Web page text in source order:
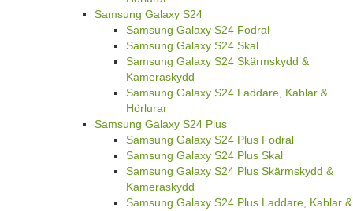
Samsung Galaxy S24
Samsung Galaxy S24 Fodral
Samsung Galaxy S24 Skal
Samsung Galaxy S24 Skärmskydd &
Kameraskydd
Samsung Galaxy S24 Laddare, Kablar &
Hörlurar
Samsung Galaxy S24 Plus
Samsung Galaxy S24 Plus Fodral
Samsung Galaxy S24 Plus Skal
Samsung Galaxy S24 Plus Skärmskydd &
Kameraskydd
Samsung Galaxy S24 Plus Laddare, Kablar &